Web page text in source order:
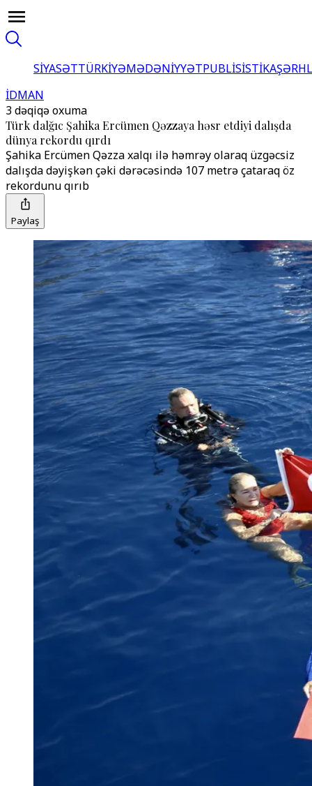
SİYASƏTTÜRKİYƏMƏDƏNİYYƏTPUBLİSİSTİKA
İDMAN
3 dəqiqə oxuma
Türk dalğıc Şahika Ercümen Qəzzaya həsr etdiyi dalışda
dünya rekordu qırdı
Şahika Ercümen Qəzza xalqı ilə həmrəy olaraq üzgəcsiz
dalışda dəyişkən çəki dərəcəsində 107 metrə çataraq öz
rekordunu qırıb
Paylaş